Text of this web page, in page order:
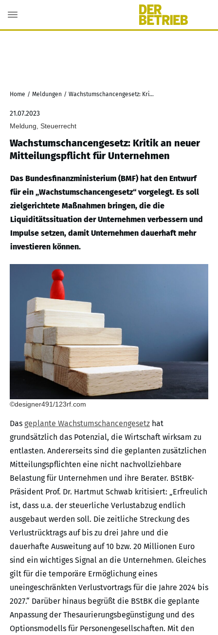
Home / Meldungen / Wachstumschancengesetz: Kritik an neuer Mitteilungspflicht für Unternehmen
21.07.2023
Meldung, Steuerrecht
Wachstumschancengesetz: Kritik an neuer
Mitteilungspflicht für Unternehmen
Das Bundesfinanzministerium (BMF) hat den Entwurf
für ein „Wachstumschancengesetz“ vorgelegt. Es soll
zielgerichtete Maßnahmen bringen, die die
Liquiditätssituation der Unternehmen verbessern und
Impulse setzen, damit Unternehmen dauerhaft mehr
investieren können.
©designer491/123rf.com
Das geplante Wachstumschancengesetz hat
grundsätzlich das Potenzial, die Wirtschaft wirksam zu
entlasten. Andererseits sind die geplanten zusätzlichen
Mitteilungspflichten eine nicht nachvollziehbare
Belastung für Unternehmen und ihre Berater. BStBK-
Präsident Prof. Dr. Hartmut Schwab kritisiert: „Erfreulich
ist, dass u.a. der steuerliche Verlustabzug endlich
ausgebaut werden soll. Die zeitliche Streckung des
Verlustrücktrags auf bis zu drei Jahre und die
dauerhafte Ausweitung auf 10 bzw. 20 Millionen Euro
sind ein wichtiges Signal an die Unternehmen. Gleiches
gilt für die temporäre Ermöglichung eines
uneingeschränkten Verlustvortrags für die Jahre 2024 bis
2027.“ Darüber hinaus begrüßt die BStBK die geplante
Anpassung der Thesaurierungsbegünstigung und des
Optionsmodells für Personengesellschaften. Mit den